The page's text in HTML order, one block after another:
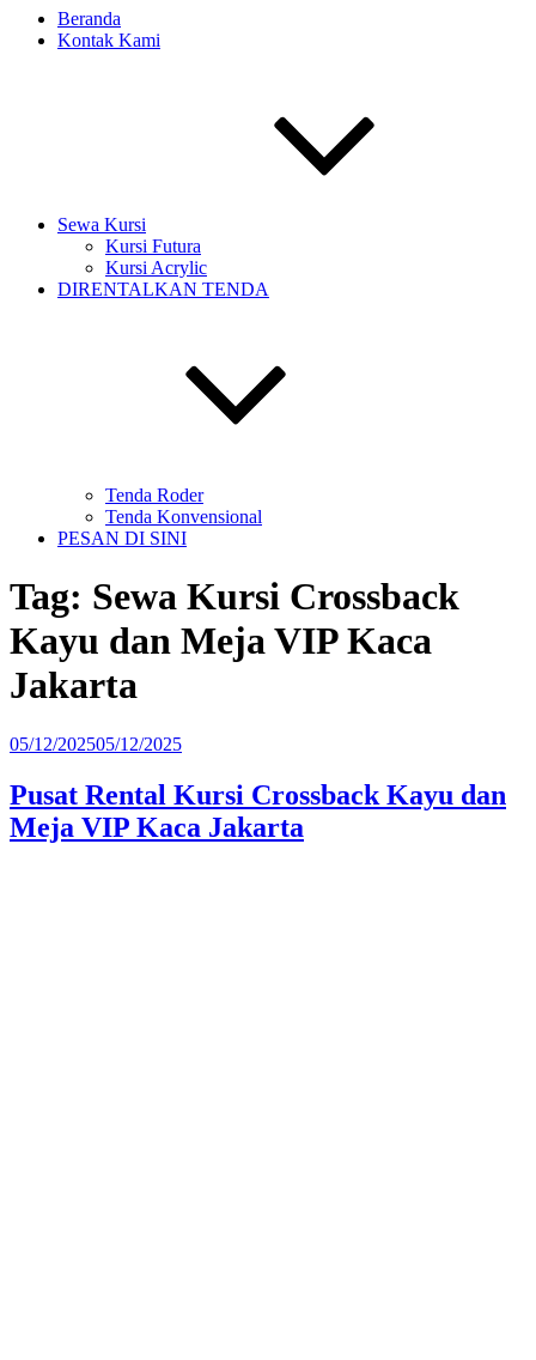
Beranda
Kontak Kami
Sewa Kursi
Kursi Futura
Kursi Acrylic
DIRENTALKAN TENDA
Tenda Roder
Tenda Konvensional
PESAN DI SINI
Tag: Sewa Kursi Crossback
Kayu dan Meja VIP Kaca
Jakarta
Diposkan
05/12/202505/12/2025
Pusat Rental Kursi Crossback Kayu dan
Meja VIP Kaca Jakarta